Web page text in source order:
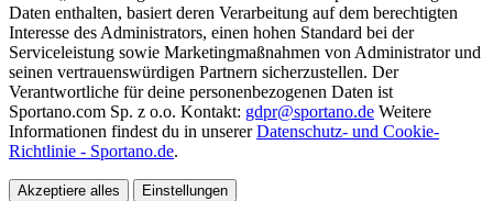
Daten enthalten, basiert deren Verarbeitung auf dem berechtigten
Interesse des Administrators, einen hohen Standard bei der
Serviceleistung sowie Marketingmaßnahmen von Administrator und
seinen vertrauenswürdigen Partnern sicherzustellen. Der
Verantwortliche für deine personenbezogenen Daten ist
Sportano.com Sp. z o.o. Kontakt: gdpr@sportano.de Weitere
Informationen findest du in unsererDatenschutz- und Cookie-
Richtlinie - Sportano.de.
Akzeptiere alles Einstellungen